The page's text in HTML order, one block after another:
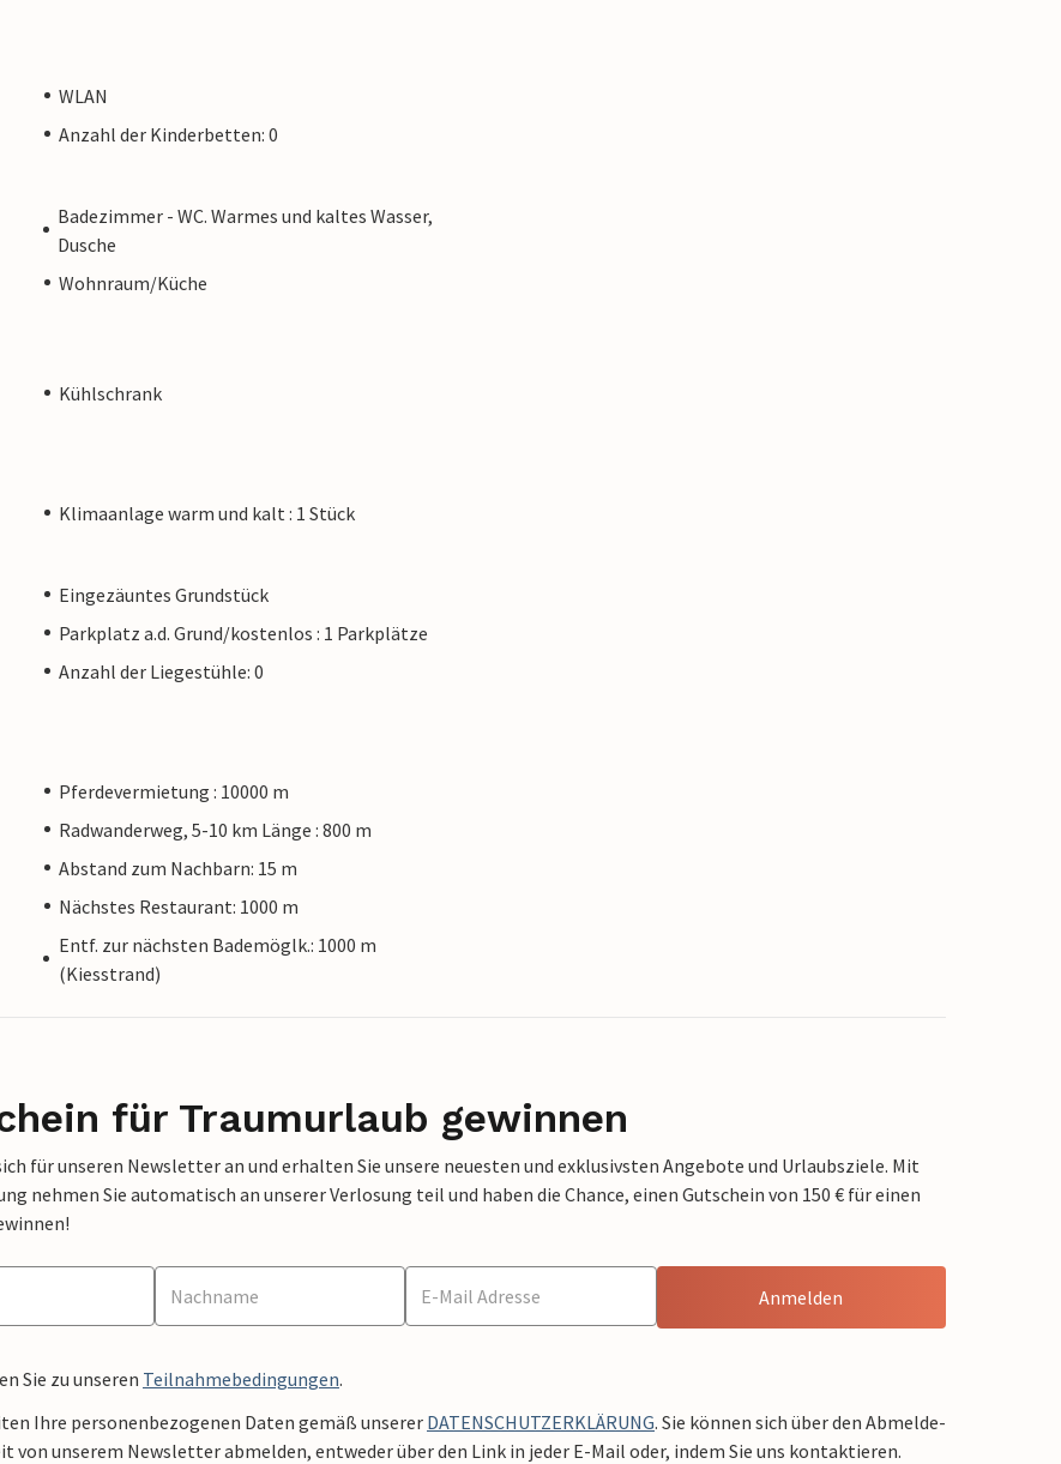
WLAN
Anzahl der Kinderbetten: 0
Badezimmer - WC. Warmes und kaltes Wasser,
Dusche
Wohnraum/Küche
Kühlschrank
Klimaanlage warm und kalt : 1 Stück
Eingezäuntes Grundstück
Parkplatz a.d. Grund/kostenlos : 1 Parkplätze
Anzahl der Liegestühle: 0
Pferdevermietung : 10000 m
Radwanderweg, 5-10 km Länge : 800 m
Abstand zum Nachbarn: 15 m
Nächstes Restaurant: 1000 m
Entf. zur nächsten Bademöglk.: 1000 m
(Kiesstrand)
für Traumurlaub gewinnen
für unseren Newsletter an und erhalten Sie unsere neuesten und exklusivsten Angebote und Urlaubsziele. Mit
nehmen Sie automatisch an unserer Verlosung teil und haben die Chance, einen Gutschein von 150 € für einen
Anmelden
Sie zu unseren Teilnahmebedingungen.
Ihre personenbezogenen Daten gemäß unserer DATENSCHUTZERKLÄRUNG. Sie können sich über den Abmelde-
von unserem Newsletter abmelden, entweder über den Link in jeder E-Mail oder, indem Sie uns kontaktieren.